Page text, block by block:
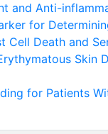
and Anti-
for
Cell Death and
Skin
for Patients